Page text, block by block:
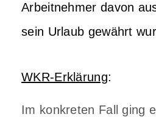
Arbeitnehmer davon
sein Urlaub gewährt
WKR-Erklärung:
Im konkreten Fall ging